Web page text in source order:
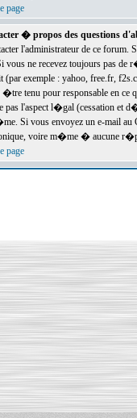
page
� propos des questions
l'administrateur de ce
vous ne recevez toujours pas
exemple : yahoo, free.fr,
�tre tenu pour responsable en
pas l'aspect l�gal (cessation et
Si vous envoyez un e-mail au
voire m�me � aucune
page